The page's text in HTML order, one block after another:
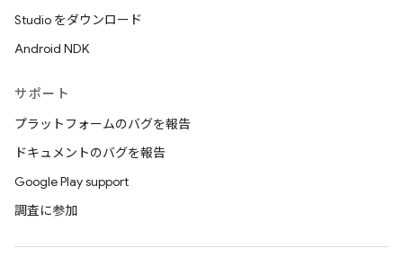
Studio をダウンロード
Android NDK
サポート
プラットフォームのバグを報告
ドキュメントのバグを報告
Google Play support
調査に参加